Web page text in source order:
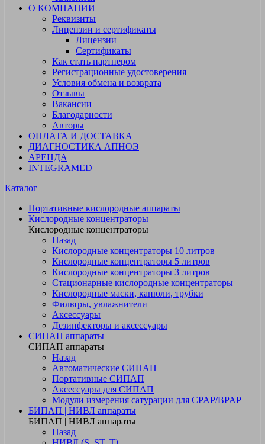
О КОМПАНИИ
Реквизиты
Лицензии и сертификаты
Лицензии
Сертификаты
Как стать партнером
Регистрационные удостоверения
Условия обмена и возврата
Отзывы
Вакансии
Благодарности
Авторы
ОПЛАТА И ДОСТАВКА
ДИАГНОСТИКА АПНОЭ
АРЕНДА
INTEGRAMED
Каталог
Портативные кислородные аппараты
Кислородные концентраторы
Кислородные концентраторы
Назад
Кислородные концентраторы 10 литров
Кислородные концентраторы 5 литров
Кислородные концентраторы 3 литров
Стационарные кислородные концентраторы
Кислородные маски, канюли, трубки
Фильтры, увлажнители
Аксессуары
Дезинфекторы и аксессуары
СИПАП аппараты
СИПАП аппараты
Назад
Автоматические СИПАП
Портативные СИПАП
Аксессуары для СИПАП
Модули измерения сатурации для CPAP/BPAP
БИПАП | НИВЛ аппараты
БИПАП | НИВЛ аппараты
Назад